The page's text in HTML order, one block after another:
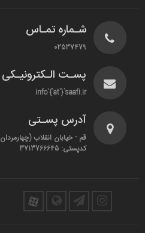
شـماره تمـاس
02537479
پسـت الـکترونیـکی
info`{`at`}`saafi.ir
آدرس پسـتی
کدپستی: 3713766645